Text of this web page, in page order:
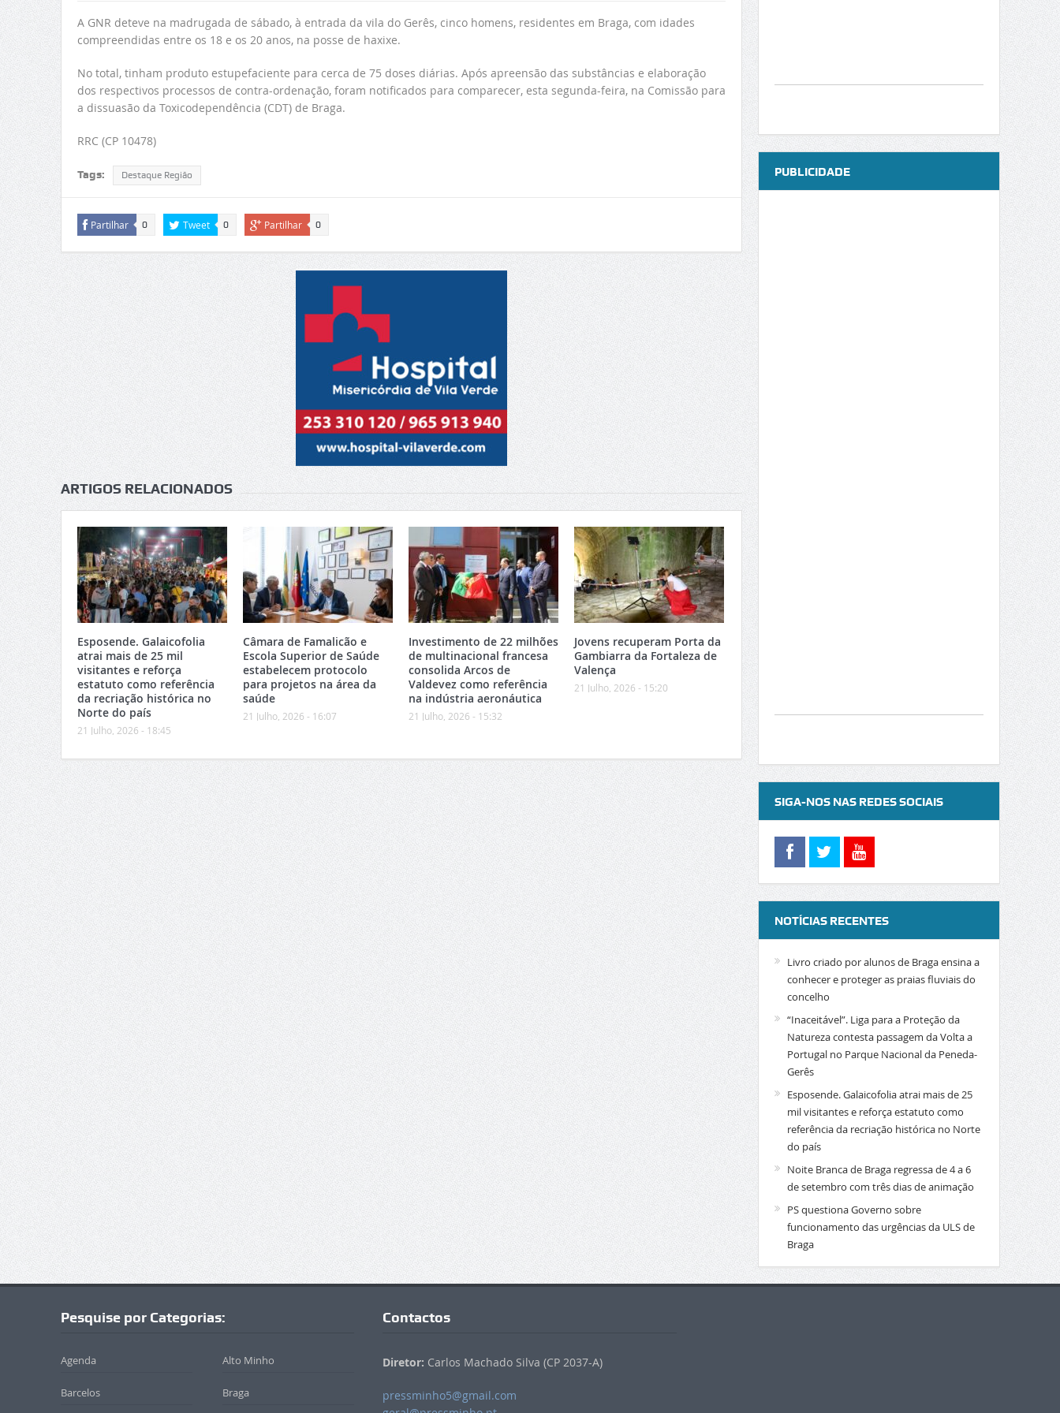
A GNR deteve na madrugada de sábado, à entrada da vila do Gerês, cinco homens, residentes em Braga, com idades
compreendidas entre os 18 e os 20 anos, na posse de haxixe.
No total, tinham produto estupefaciente para cerca de 75 doses diárias. Após apreensão das substâncias e elaboração
dos respectivos processos de contra-ordenação, foram notificados para comparecer, esta segunda-feira, na Comissão para
a dissuasão da Toxicodependência (CDT) de Braga.
RRC (CP 10478)
Tags: Destaque Região
Partilhar 0 Tweet 0 Partilhar 0
ARTIGOS RELACIONADOS
Esposende. Galaicofolia
atrai mais de 25 mil
visitantes e reforça
estatuto como referência
da recriação histórica no
Norte do país
21 Julho, 2026 - 18:45
Câmara de Famalicão e
Escola Superior de Saúde
estabelecem protocolo
para projetos na área da
saúde
21 Julho, 2026 - 16:07
Investimento de 22 milhões
de multinacional francesa
consolida Arcos de
Valdevez como referência
na indústria aeronáutica
21 Julho, 2026 - 15:32
Jovens recuperam Porta da
Gambiarra da Fortaleza de
Valença
21 Julho, 2026 - 15:20
PUBLICIDADE
SIGA-NOS NAS REDES SOCIAIS
NOTÍCIAS RECENTES
Livro criado por alunos de Braga ensina a
conhecer e proteger as praias fluviais do
concelho
“Inaceitável”. Liga para a Proteção da
Natureza contesta passagem da Volta a
Portugal no Parque Nacional da Peneda-
Gerês
Esposende. Galaicofolia atrai mais de 25
mil visitantes e reforça estatuto como
referência da recriação histórica no Norte
do país
Noite Branca de Braga regressa de 4 a 6
de setembro com três dias de animação
PS questiona Governo sobre
funcionamento das urgências da ULS de
Braga
Pesquise por Categorias:
Agenda Alto Minho
Barcelos Braga
Contactos
Diretor: Carlos Machado Silva (CP 2037-A)
pressminho5@gmail.com